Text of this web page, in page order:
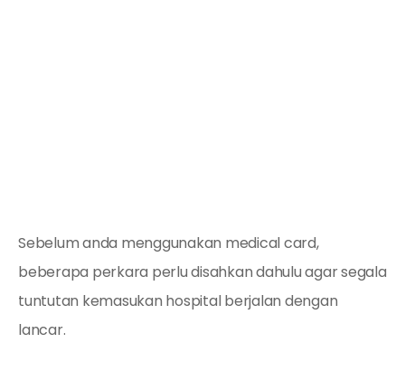
Sebelum anda menggunakan medical card,
beberapa perkara perlu disahkan dahulu agar segala
tuntutan kemasukan hospital berjalan dengan
lancar.